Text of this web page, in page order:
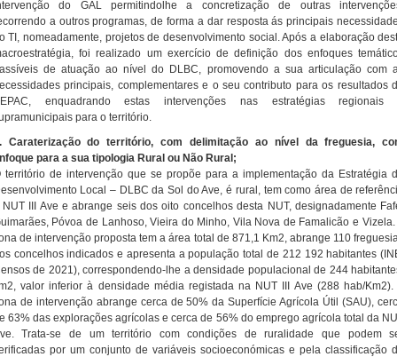
do GAL permitindolhe a concretização de outras
a outros programas, de forma a dar resposta ás principais
TI, nomeadamente, projetos de desenvolvimento social. Após a elaboração
foi realizado um exercício de definição dos enfoques
de atuação ao nível do DLBC, promovendo a sua articulação com
principais, complementares e o seu contributo para os resultados
enquadrando estas intervenções nas estratégias regionais
para o território.
Caraterização do território, com delimitação ao nível da freguesia,
para a sua tipologia Rural ou Não Rural;
território de intervenção que se propõe para a implementação da Estratégia
Local – DLBC da Sol do Ave, é rural, tem como área de
NUT III Ave e abrange seis dos oito concelhos desta NUT, designadamente
Póvoa de Lanhoso, Vieira do Minho, Vila Nova de Famalicão e Vizela.
de intervenção proposta tem a área total de 871,1 Km2, abrange 110
concelhos indicados e apresenta a população total de 212 192 habitantes
de 2021), correspondendo-lhe a densidade populacional de 244
valor inferior à densidade média registada na NUT III Ave (288 hab/Km2).
de intervenção abrange cerca de 50% da Superfície Agrícola Útil (SAU),
63% das explorações agrícolas e cerca de 56% do emprego agrícola total da
Trata-se de um território com condições de ruralidade que podem
por um conjunto de variáveis socioeconómicas e pela classificação